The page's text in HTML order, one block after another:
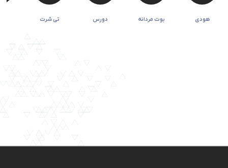
هودی بوت مردانه دورس تی شرت